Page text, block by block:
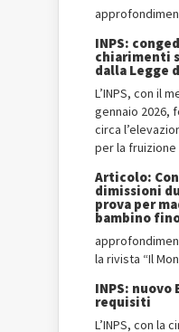
INPS:
chiarimenti
dalla Legge
L’INPS, con il
gennaio 2026,
circa
per la
Articolo:
dimissioni
prova per
bambino
la rivista “Il
INPS: nuovo
requisiti
L’INPS, con la